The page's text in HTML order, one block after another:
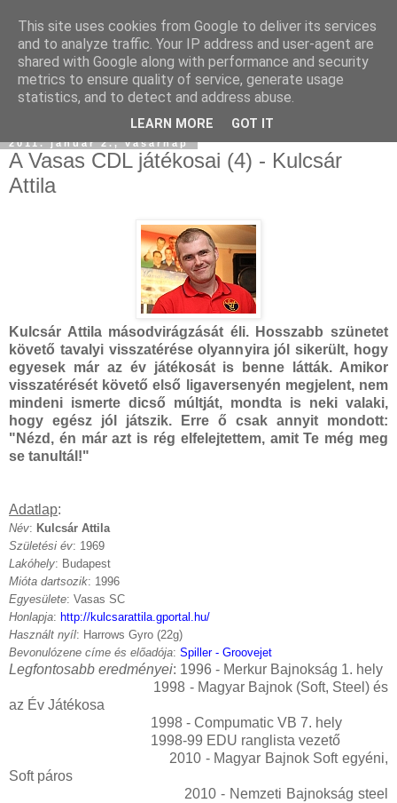
2011. január 2., vasárnap
A Vasas CDL játékosai (4) - Kulcsár
Attila
Kulcsár Attila másodvirágzását éli. Hosszabb szünetet
követő tavalyi visszatérése olyannyira jól sikerült, hogy
egyesek már az év játékosát is benne látták. Amikor
visszatérését követő első ligaversenyén megjelent, nem
mindeni ismerte dicső múltját, mondta is neki valaki,
hogy egész jól játszik. Erre ő csak annyit mondott:
"Nézd, én már azt is rég elfelejtettem, amit Te még meg
se tanultál!"
Adatlap:
Név: Kulcsár Attila
Születési év: 1969
Lakóhely: Budapest
Mióta dartsozik: 1996
Egyesülete: Vasas SC
Honlapja: http://kulcsarattila.gportal.hu/
Használt nyíl: Harrows Gyro (22g)
Bevonulózene címe és előadója: Spiller - Groovejet
Legfontosabb eredményei: 1996 - Merkur Bajnokság 1. hely
1998 - Magyar Bajnok (Soft, Steel) és
az Év Játékosa
1998 - Compumatic VB 7. hely
1998-99 EDU ranglista vezető
2010 - Magyar Bajnok Soft egyéni,
Soft páros
2010 - Nemzeti Bajnokság steel
This site uses cookies from Google to deliver its services
and to analyze traffic. Your IP address and user-agent are
shared with Google along with performance and security
metrics to ensure quality of service, generate usage
statistics, and to detect and address abuse.
LEARN MORE GOT IT